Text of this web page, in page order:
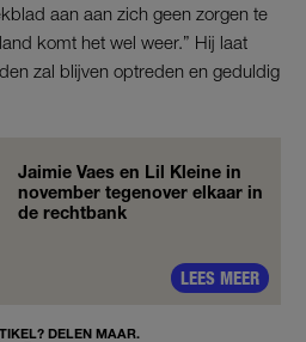
aan aan zich geen zorgen te
komt het wel weer.” Hij laat
zal blijven optreden en geduldig
Jaimie Vaes en Lil Kleine in
november tegenover elkaar in
de rechtbank
LEES MEER
DELEN MAAR.